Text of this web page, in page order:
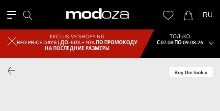
RU
EXCLUSIVE SHOPPING
RED PRICE DAYS |ДО -50% + 10% ПО ПРОМОКОДУ
НА ПОСЛЕДНИЕ РАЗМЕРЫ
ТОЛЬКО
С 07.08 ПО 09.08.26
Buy the look »